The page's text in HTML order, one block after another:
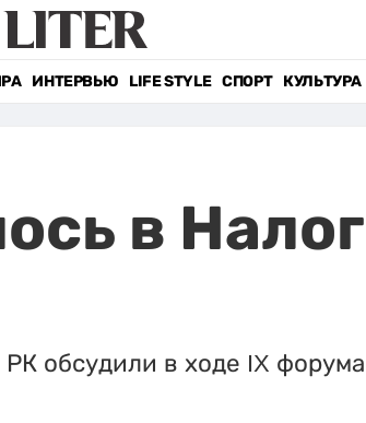
ИНТЕРВЬЮ LIFE STYLE СПОРТ КУЛЬТУРА
в
обсудили в ходе IX